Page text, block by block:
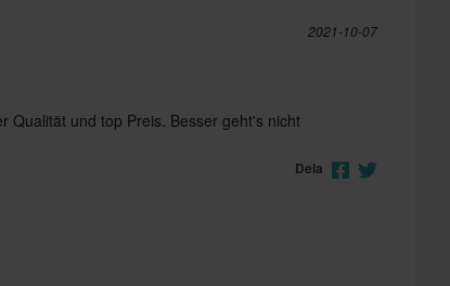
2021-10-07
Qualität und top Preis. Besser geht's nicht
Dela